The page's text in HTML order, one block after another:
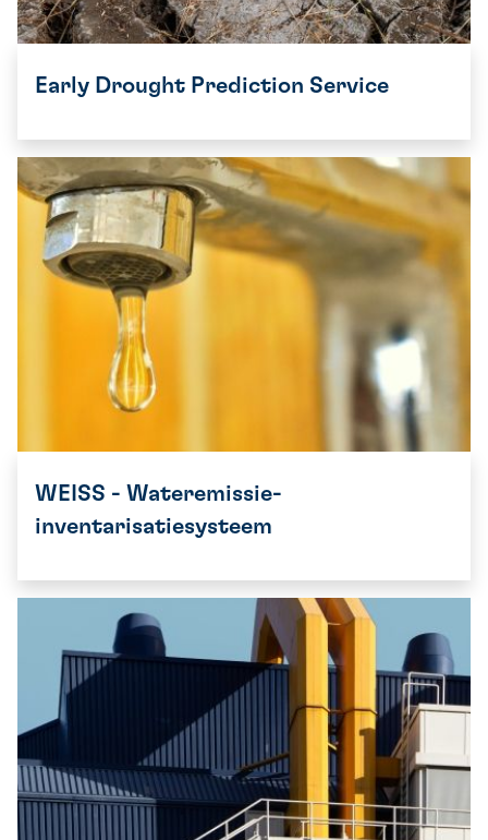
Early Drought Prediction Service
WEISS - Wateremissie-
inventarisatiesysteem